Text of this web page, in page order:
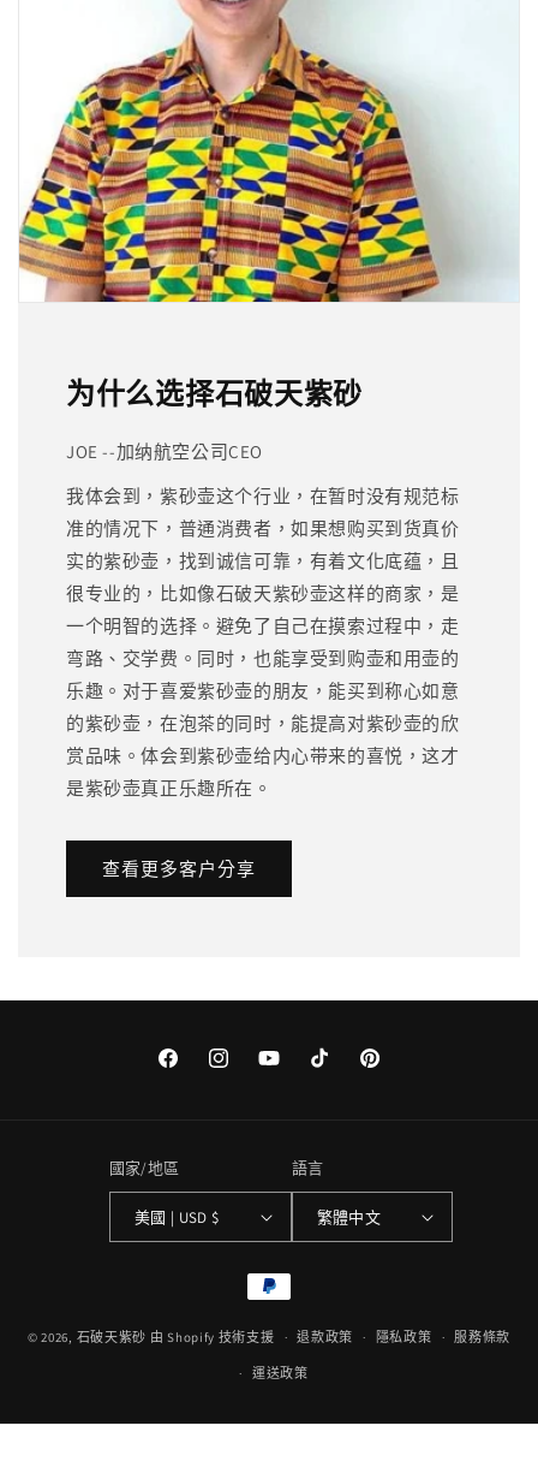
为什么选择石破天紫砂
JOE --加纳航空公司CEO
我体会到，紫砂壶这个行业，在暂时没有规范标
准的情况下，普通消费者，如果想购买到货真价
实的紫砂壶，找到诚信可靠，有着文化底蕴，且
很专业的，比如像石破天紫砂壶这样的商家，是
一个明智的选择。避免了自己在摸索过程中，走
弯路、交学费。同时，也能享受到购壶和用壶的
乐趣。对于喜爱紫砂壶的朋友，能买到称心如意
的紫砂壶，在泡茶的同时，能提高对紫砂壶的欣
赏品味。体会到紫砂壶给内心带来的喜悦，这才
是紫砂壶真正乐趣所在。
查看更多客户分享
FacebookInstagramYouTubeTikTok Pinterest
國家/地區
美國 | USD $
語言
繁體中文
付
款
方
式
© 2026, 石破天紫砂 由 Shopify 技術支援 退款政策 隱私政策 服務條款
運送政策